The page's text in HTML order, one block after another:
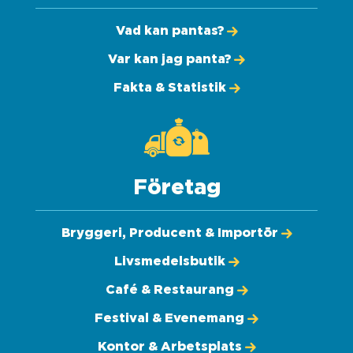
Vad kan pantas?
Var kan jag panta?
Fakta & Statistik
Företag
Bryggeri, Producent & Importör
Livsmedelsbutik
Café & Restaurang
Festival & Evenemang
Kontor & Arbetsplats